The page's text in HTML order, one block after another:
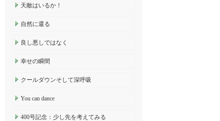
天敵はいるか！
自然に還る
良し悪しではなく
幸せの瞬間
クールダウンそして深呼吸
You can dance
400号記念：少し先を考えてみる